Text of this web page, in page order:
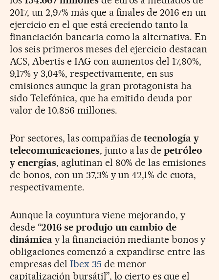
2017, un 2,97% más que a finales de 2016 en un
ejercicio en el que está creciendo tanto la
financiación bancaria como la alternativa. En
los seis primeros meses del ejercicio destacan
ACS, Abertis e IAG con aumentos del 17,80%,
9,17% y 3,04%, respectivamente, en sus
emisiones aunque la gran protagonista ha
sido Telefónica, que ha emitido deuda por
valor de 10.856 millones.
Por sectores, las compañías detecnología y
telecomunicaciones, junto a las depetróleo
y energías, aglutinan el 80% de las emisiones
de bonos, con un 37,3% y un 42,1% de cuota,
respectivamente.
Aunque la coyuntura viene mejorando, y
desde “2016 se produjo un cambio de
dinámica y la financiación mediante bonos y
obligaciones comenzó a expandirse entre las
empresas del Ibex 35 de menor
capitalización bursátil”, lo cierto es que el